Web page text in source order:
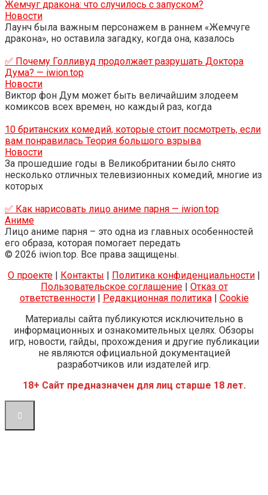
Жемчуг дракона: что случилось с запуском?
Новости
Лаунч была важным персонажем в раннем «Жемчуге
дракона», но оставила загадку, когда она, казалось
✅ Почему Голливуд продолжает разрушать Доктора
Дума? — iwion.top
Новости
Виктор фон Дум может быть величайшим злодеем
комиксов всех времен, но каждый раз, когда
10 британских комедий, которые стоит посмотреть, если
вам понравилась Теория большого взрыва
Новости
За прошедшие годы в Великобритании было снято
несколько отличных телевизионных комедий, многие из
которых
✅ Как нарисовать лицо аниме парня — iwion.top
Аниме
Лицо аниме парня – это одна из главных особенностей
его образа, которая помогает передать
© 2026 iwion.top. Все права защищены.
О проекте | Контакты | Политика конфиденциальности |
Пользовательское соглашение| Отказ от
ответственности| Редакционная политика| Cookie
Материалы сайта публикуются исключительно в
информационных и ознакомительных целях. Обзоры
игр, новости, гайды, прохождения и другие публикации
не являются официальной документацией
разработчиков или издателей игр.
18+ Сайт предназначен для лиц старше 18 лет.